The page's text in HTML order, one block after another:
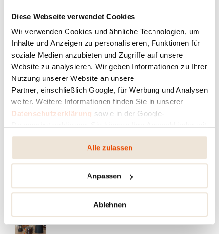
Diese Webseite verwendet Cookies
Wir verwenden Cookies und ähnliche Technologien, um
Inhalte und Anzeigen zu personalisieren, Funktionen für
soziale Medien anzubieten und Zugriffe auf unsere
Website zu analysieren. Wir geben Informationen zu Ihrer
Nutzung unserer Website an unsere
Partner, einschließlich Google, für Werbung und Analysen
weiter. Weitere Informationen finden Sie in unserer
Datenschutzerklärung sowie in der Google-
ändern oder widerrufen.
Alle zulassen
Anpassen
Ablehnen
D'AUTRES ARTICLES POUR VOUS
Peut-on remplacer un poêle dans une
maison classée et réutiliser l’ancien appareil
?
Design d'intérieur x Poêles RIKA
Le poêle à granulés LIVO de RIKA réchauffe
la Maison de la Transition Écologique à
Marcq-en-Barœul
Un RIKA SONO au centre d'un paradis du
bien-être.
#RIKAFeeling en France